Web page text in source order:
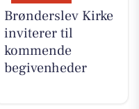
Brønderslev Kirke
inviterer til
kommende
begivenheder